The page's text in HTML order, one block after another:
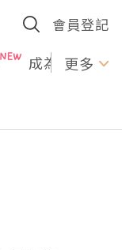
會員登記
成為U更多